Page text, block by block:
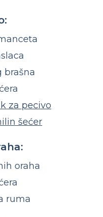
brašna
za pecivo
šećer
oraha
ruma